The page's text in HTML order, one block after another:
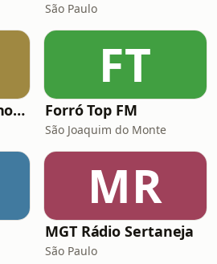
São Paulo
Vagalume - O Melhor de Shakira
FT
Forró Top FM
São Joaquim do Monte
MR
MGT Rádio Sertaneja
São Paulo